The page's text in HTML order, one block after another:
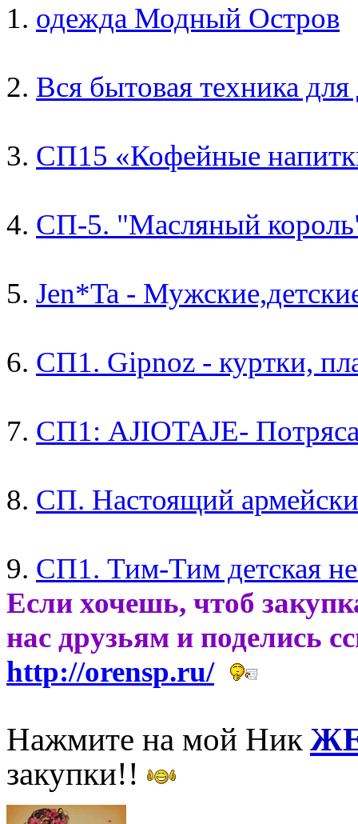
1. одежда Модный Остров
2. Вся бытовая техника для
3. СП15 «Кофейные
4. СП-5. "Масляный
5. Jen*Ta -
6. СП1. Gipnoz - куртки,
7. СП1: AJIOTAJE-
8. СП. Настоящий
9. СП1. Тим-Тим детская
Если хочешь, чтоб
нас друзьям и поделись
http://orensp.ru/
Нажмите на мой Ник
закупки!!